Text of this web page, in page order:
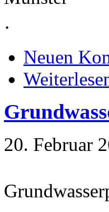
·
Neuen
20. Februar